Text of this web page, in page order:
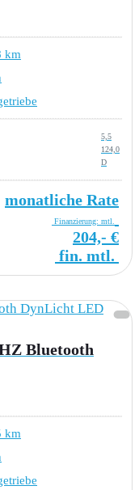
km
5,5
124,0
D
monatliche Rate
Finanzierung: mtl.
204,- €
fin. mtl.
Bluetooth
km